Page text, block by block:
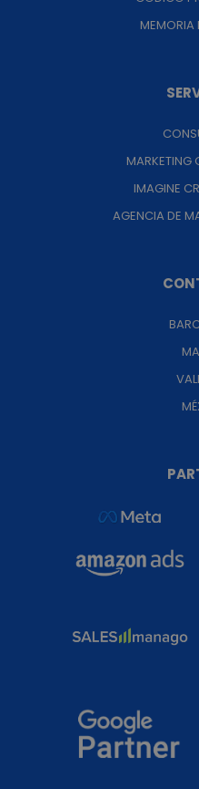
MEMORIA
MARKETING
IMAGINE
AGENCIA DE